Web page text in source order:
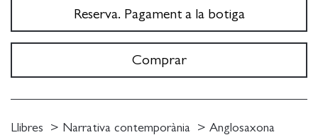
Reserva. Pagament a la botiga
Comprar
Llibres Narrativa contemporània Anglosaxona